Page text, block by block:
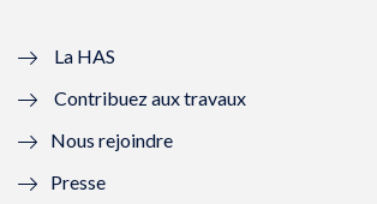
l
l
e
La HAS
Contribuez aux travaux
Nous rejoindre
Presse